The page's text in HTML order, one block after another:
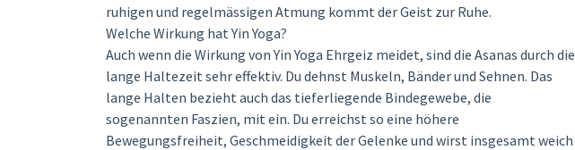
ruhigen und regelmässigen Atmung kommt der Geist zur Ruhe.
Welche Wirkung hat Yin Yoga?
Auch wenn die Wirkung von Yin Yoga Ehrgeiz meidet, sind die Asanas durch die
lange Haltezeit sehr effektiv. Du dehnst Muskeln, Bänder und Sehnen. Das
lange Halten bezieht auch das tieferliegende Bindegewebe, die
sogenannten Faszien, mit ein. Du erreichst so eine höhere
Bewegungsfreiheit, Geschmeidigkeit der Gelenke und wirst insgesamt weich